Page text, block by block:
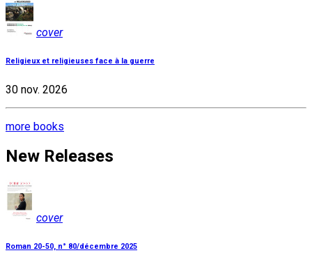
cover
Religieux et religieuses face à la guerre
30 nov. 2026
more books
New Releases
cover
Roman 20-50, n° 80/décembre 2025